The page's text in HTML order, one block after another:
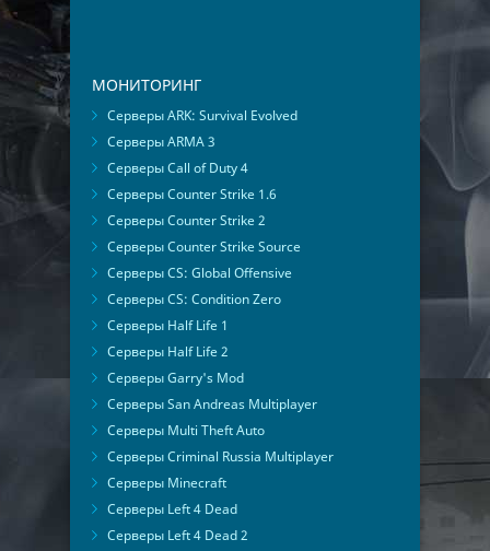
МОНИТОРИНГ
Серверы ARK: Survival Evolved
Серверы ARMA 3
Серверы Call of Duty 4
Серверы Counter Strike 1.6
Серверы Counter Strike 2
Серверы Counter Strike Source
Серверы CS: Global Offensive
Серверы CS: Condition Zero
Серверы Half Life 1
Серверы Half Life 2
Серверы Garry's Mod
Серверы San Andreas Multiplayer
Серверы Multi Theft Auto
Серверы Criminal Russia Multiplayer
Серверы Minecraft
Серверы Left 4 Dead
Серверы Left 4 Dead 2